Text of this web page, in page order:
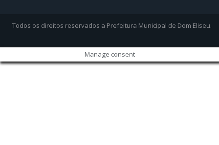
Todos os direitos reservados a Prefeitura Municipal de Dom Eliseu.
Manage consent